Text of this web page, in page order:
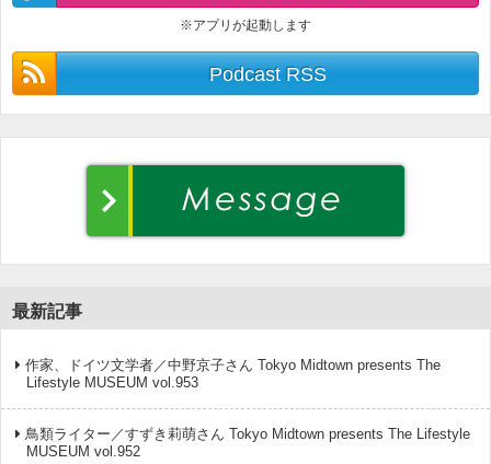
※アプリが起動します
Podcast RSS
最新記事
作家、ドイツ文学者／中野京子さん Tokyo Midtown presents The
Lifestyle MUSEUM vol.953
鳥類ライター／すずき莉萌さん Tokyo Midtown presents The Lifestyle
MUSEUM vol.952